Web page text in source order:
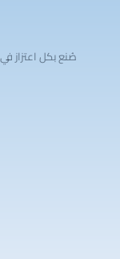
صُنع بكل اعتزاز